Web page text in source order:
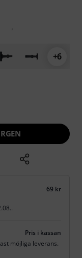
+6
69 kr
.
Pris i kassan
möjliga leverans.